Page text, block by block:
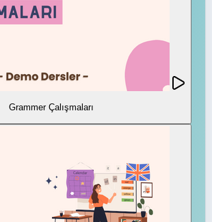
Grammer Çalışmaları